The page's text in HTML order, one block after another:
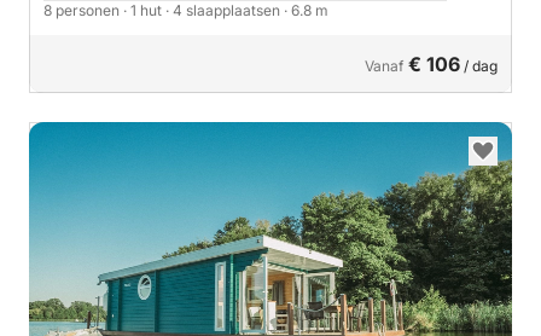
8 personen · 1 hut · 4 slaapplaatsen · 6.8 m
Vanaf € 106 / dag